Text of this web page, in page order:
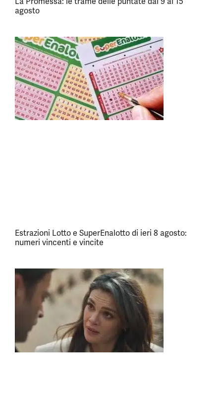
agosto
Estrazioni Lotto e SuperEnalotto di ieri 8 agosto:
numeri vincenti e vincite